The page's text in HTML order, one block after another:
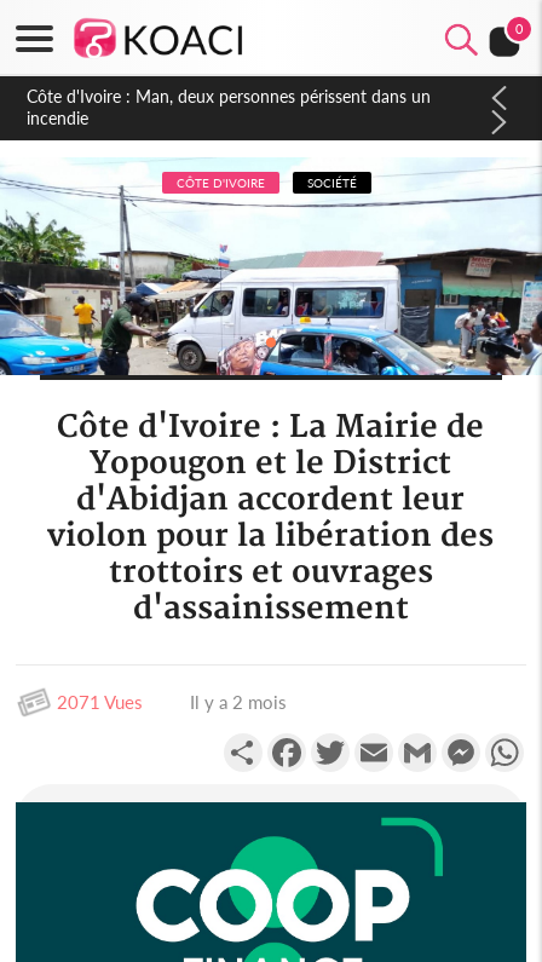
0
Côte d'Ivoire : Séileu, la célébration de la fête nationale
transformée en vaste campagne contre les produits
dépigmentants dangereux
CÔTE D'IVOIRE SOCIÉTÉ
Côte d'Ivoire : La Mairie de
Yopougon et le District
d'Abidjan accordent leur
violon pour la libération des
trottoirs et ouvrages
d'assainissement
2071 Vues Il y a 2 mois
PartagerFacebookTwitterEmail Gmail